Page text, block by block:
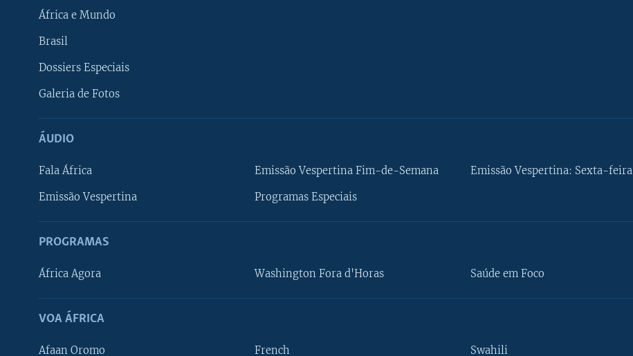
África e Mundo
Brasil
Dossiers Especiais
Galeria de Fotos
ÁUDIO
Fala África
Emissão Vespertina
Emissão Vespertina Fim-de-Semana
Programas Especiais
Emissão Vespertina: Sexta-feira
PROGRAMAS
África Agora Washington Fora d'Horas Saúde em Foco
VOA ÁFRICA
Afaan Oromo French Swahili